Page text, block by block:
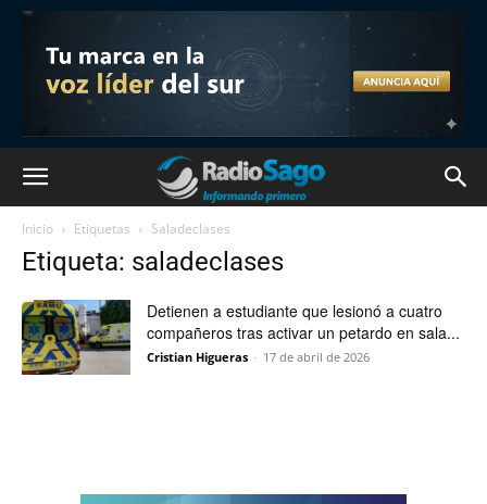
Inicio Etiquetas Saladeclases
Etiqueta: saladeclases
Detienen a estudiante que lesionó a cuatro
compañeros tras activar un petardo en sala...
Cristian Higueras - 17 de abril de 2026